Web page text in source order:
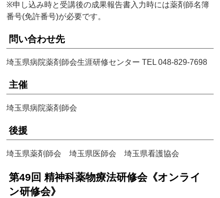
※申し込み時と受講後の成果報告書入力時には薬剤師名簿
番号(免許番号)が必要です。
問い合わせ先
埼玉県病院薬剤師会生涯研修センター TEL 048-829-7698
主催
埼玉県病院薬剤師会
後援
埼玉県薬剤師会 埼玉県医師会 埼玉県看護協会
第49回 精神科薬物療法研修会《オンライ
ン研修会》